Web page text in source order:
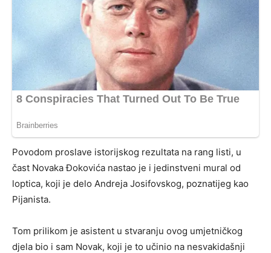
Povodom proslave istorijskog rezultata na rang listi, u
čast Novaka Đokovića nastao je i jedinstveni mural od
loptica, koji je delo Andreja Josifovskog, poznatijeg kao
Pijanista.
Tom prilikom je asistent u stvaranju ovog umjetničkog
djela bio i sam Novak, koji je to učinio na nesvakidašnji